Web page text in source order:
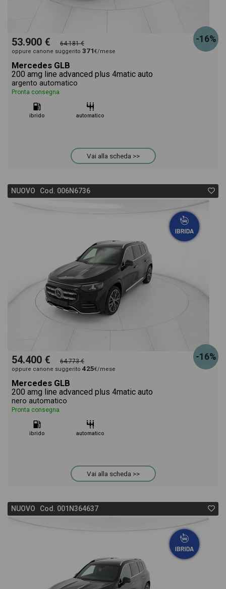
-16%
53.900 € 64.181 €
oppure canone suggerito 371€/mese
Mercedes GLB
200 amg line advanced plus 4matic auto
argento automatico
Pronta consegna
ibrido automatico
Vai alla scheda >>
NUOVO Cod. 006N6736
-16%
54.400 € 64.773 €
oppure canone suggerito 425€/mese
Mercedes GLB
200 amg line advanced plus 4matic auto
nero automatico
Pronta consegna
ibrido automatico
Vai alla scheda >>
NUOVO Cod. 001N364637